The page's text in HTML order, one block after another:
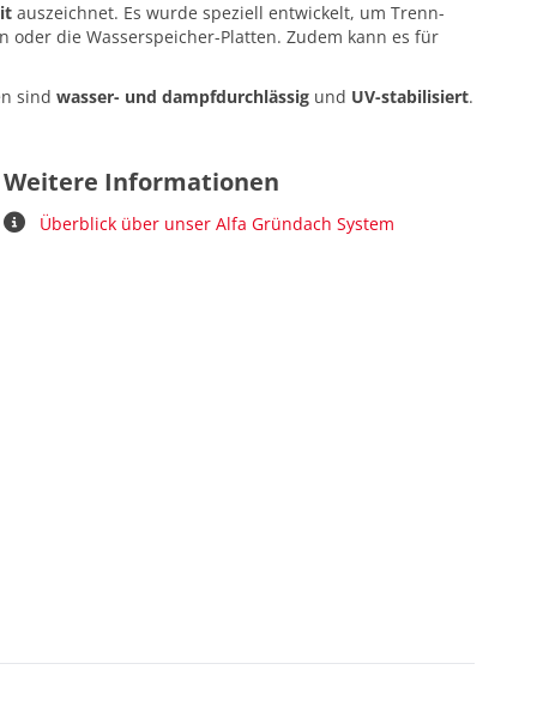
auszeichnet. Es wurde speziell entwickelt, um Trenn-
die Wasserspeicher-Platten. Zudem kann es für
sind wasser- und dampfdurchlässig und UV-stabilisiert.
Weitere Informationen
Überblick über unser Alfa Gründach System